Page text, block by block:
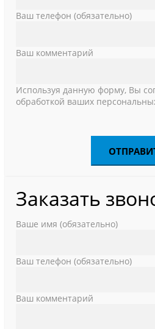
Ваш телефон (обязательно)
Ваш комментарий
Используя данную форму, Вы
обработкой ваших
Заказать
Ваше имя (обязательно)
Ваш телефон (обязательно)
Ваш комментарий